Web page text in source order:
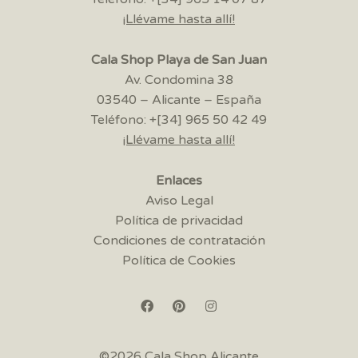
¡Llévame hasta allí!
Cala Shop Playa de San Juan
Av. Condomina 38
03540 – Alicante – España
Teléfono: +[34] 965 50 42 49
¡Llévame hasta allí!
Enlaces
Aviso Legal
Política de privacidad
Condiciones de contratación
Política de Cookies